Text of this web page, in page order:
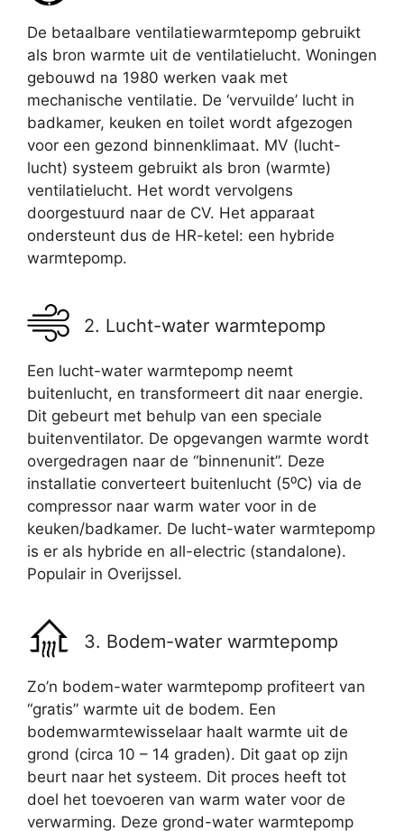
De betaalbare ventilatiewarmtepomp gebruikt
als bron warmte uit de ventilatielucht. Woningen
gebouwd na 1980 werken vaak met
mechanische ventilatie. De ‘vervuilde’ lucht in
badkamer, keuken en toilet wordt afgezogen
voor een gezond binnenklimaat. MV (lucht-
lucht) systeem gebruikt als bron (warmte)
ventilatielucht. Het wordt vervolgens
doorgestuurd naar de CV. Het apparaat
ondersteunt dus de HR-ketel: een hybride
warmtepomp.
2. Lucht-water warmtepomp
Een lucht-water warmtepomp neemt
buitenlucht, en transformeert dit naar energie.
Dit gebeurt met behulp van een speciale
buitenventilator. De opgevangen warmte wordt
overgedragen naar de “binnenunit”. Deze
installatie converteert buitenlucht (5⁰C) via de
compressor naar warm water voor in de
keuken/badkamer. De lucht-water warmtepomp
is er als hybride en all-electric (standalone).
Populair in Overijssel.
3. Bodem-water warmtepomp
Zo’n bodem-water warmtepomp profiteert van
“gratis” warmte uit de bodem. Een
bodemwarmtewisselaar haalt warmte uit de
grond (circa 10 – 14 graden). Dit gaat op zijn
beurt naar het systeem. Dit proces heeft tot
doel het toevoeren van warm water voor de
verwarming. Deze grond-water warmtepomp